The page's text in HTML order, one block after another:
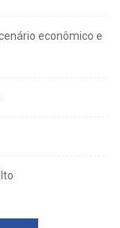
econômico e